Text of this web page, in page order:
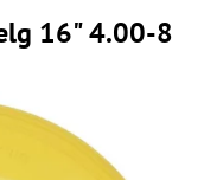
16" 4.00-8